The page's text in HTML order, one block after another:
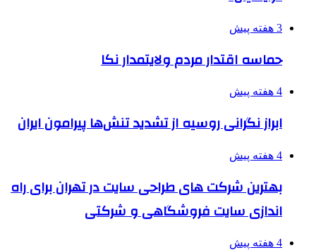
3 هفته پیش
حماسه اقتدار مردم ولایتمدار نکا
4 هفته پیش
ابراز نگرانی روسیه از تشدید تنش‌ها پیرامون ایران
4 هفته پیش
بهترین شرکت های طراحی سایت در تهران برای راه
اندازی سایت فروشگاهی و شرکتی
4 هفته پیش